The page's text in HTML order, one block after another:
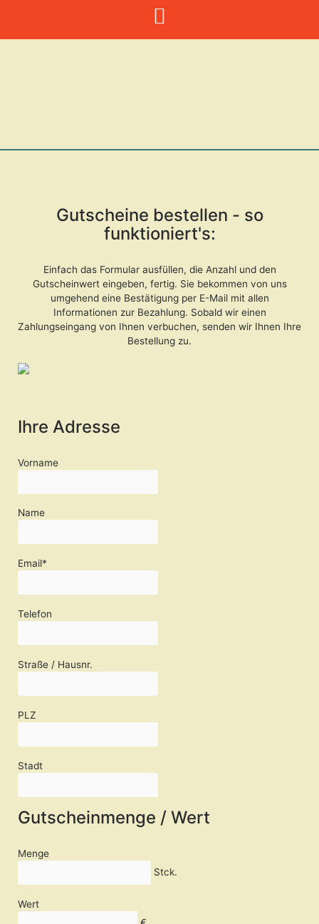
Gutscheine bestellen - so
funktioniert's:
Einfach das Formular ausfüllen, die Anzahl und den
Gutscheinwert eingeben, fertig. Sie bekommen von uns
umgehend eine Bestätigung per E-Mail mit allen
Informationen zur Bezahlung. Sobald wir einen
Zahlungseingang von Ihnen verbuchen, senden wir Ihnen Ihre
Bestellung zu.
Ihre Adresse
Vorname
Name
Email*
Telefon
Straße / Hausnr.
PLZ
Stadt
Gutscheinmenge / Wert
Menge
Wert